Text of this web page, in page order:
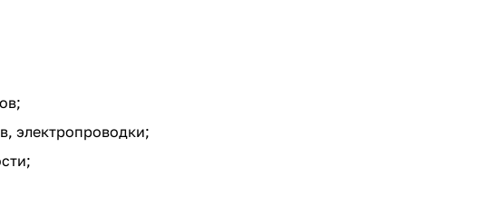
электропроводки;